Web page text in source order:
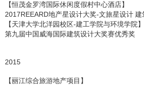
【恒茂金罗湾国际休闲度假村中心酒店】
2017REEARD地产星设计大奖-文旅星设计
【天津大学北洋园校区-建工学院与环境学院】
第九届中国威海国际建筑设计大奖赛优秀奖
2015
【丽江综合旅游地产项目】